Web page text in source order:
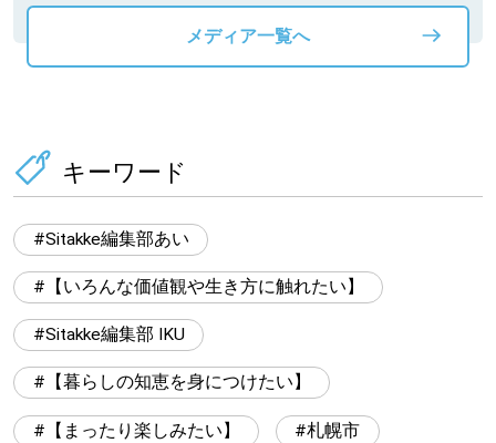
メディア一覧へ
キーワード
Sitakke編集部あい
【いろんな価値観や生き方に触れたい】
Sitakke編集部 IKU
【暮らしの知恵を身につけたい】
【まったり楽しみたい】 札幌市